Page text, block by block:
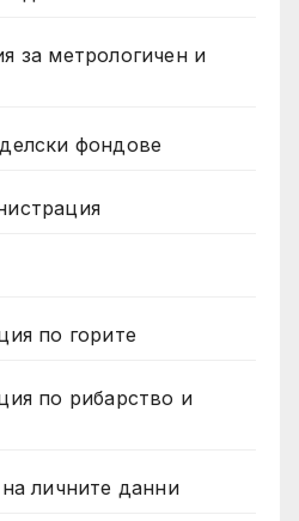
за метрологичен и
фондове
по горите
по рибарство и
личните данни